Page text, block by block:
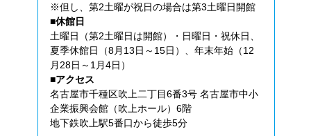
※但し、第2土曜が祝日の場合は第3土曜日開館
■休館日
土曜日（第2土曜日は開館）・日曜日・祝休日、
夏季休館日（8月13日～15日）、年末年始（12
月28日～1月4日）
■アクセス
名古屋市千種区吹上二丁目6番3号 名古屋市中小
企業振興会館（吹上ホール）6階
地下鉄吹上駅5番口から徒歩5分